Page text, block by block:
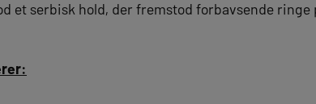
et serbisk hold, der fremstod forbavsende ringe